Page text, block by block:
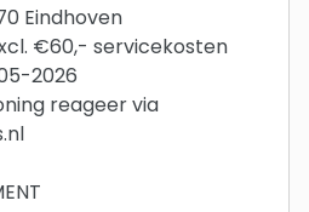
Eindhoven
€60,- servicekosten
2026
reageer via